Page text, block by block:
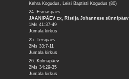
Kehra Kogudus, Leisi Baptisti Kogudus (80)
24. Esmaspäev
JAANIPÄEV zx, Ristija Johannese sünnipäev
1Ms 41:37-49
Jumala kirkus
25. Teisipäev
2Ms 33:7-11
Jumala kirkus
26. Kolmapäev
2Ms 34:29-35
Jumala kirkus